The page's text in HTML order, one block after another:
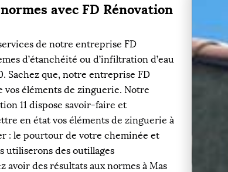
avec FD Rénovation
de notre entreprise FD
d’étanchéité ou d’infiltration d’eau
Sachez que, notre entreprise FD
vos éléments de zinguerie. Notre
11 dispose savoir-faire et
en état vos éléments de zinguerie à
: le pourtour de votre cheminée et
utiliserons des outillages
avoir des résultats aux normes à Mas